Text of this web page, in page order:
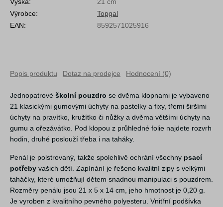
Výška:
21 cm
Výrobce:
Topgal
EAN:
8592571025916
Popis produktu Dotaz na prodejce Hodnocení (0)
Jednopatrové školní pouzdro se dvěma klopnami je vybaveno
21 klasickými gumovými úchyty na pastelky a fixy, třemi širšími
úchyty na pravítko, kružítko či nůžky a dvěma většími úchyty na
gumu a ořezávátko. Pod klopou z průhledné folie najdete rozvrh
hodin, druhé poslouží třeba i na taháky.
Penál je polstrovaný, takže spolehlivě ochrání všechny psací
potřeby vašich dětí. Zapínání je řešeno kvalitní zipy s velkými
taháčky, které umožňují dětem snadnou manipulaci s pouzdrem.
Rozměry penálu jsou 21 x 5 x 14 cm, jeho hmotnost je 0,20 g.
Je vyroben z kvalitního pevného polyesteru. Vnitřní podšívka